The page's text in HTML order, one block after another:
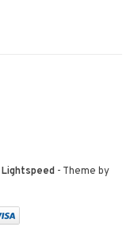
Lightspeed- Theme by